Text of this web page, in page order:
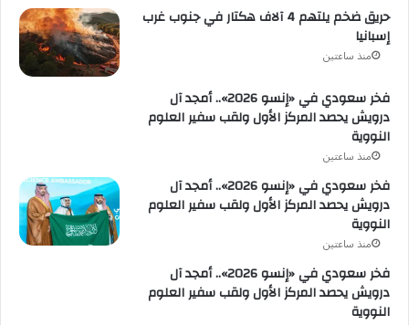
حريق ضخم يلتهم 4 آلاف هكتار في جنوب غرب
إسبانيا
منذ ساعتين
فخر سعودي في «إنسو 2026».. أمجد آل
درويش يحصد المركز الأول ولقب سفير العلوم
النووية
منذ ساعتين
فخر سعودي في «إنسو 2026».. أمجد آل
درويش يحصد المركز الأول ولقب سفير العلوم
النووية
منذ ساعتين
فخر سعودي في «إنسو 2026».. أمجد آل
درويش يحصد المركز الأول ولقب سفير العلوم
النووية